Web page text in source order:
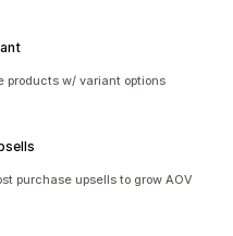
products w/ variant options
purchase upsells to grow AOV